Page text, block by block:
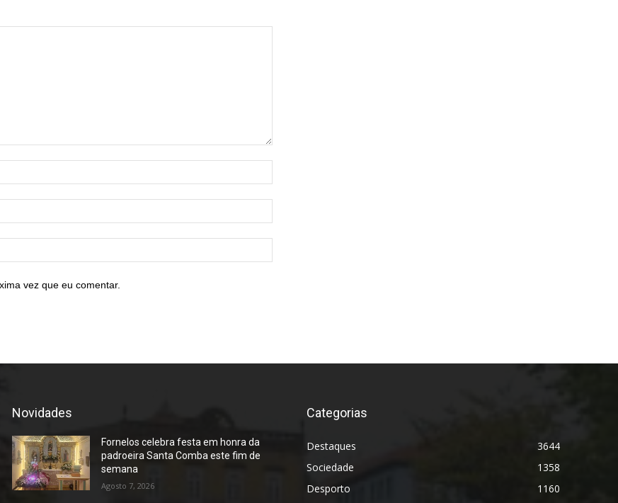
vez que eu comentar.
Novidades
Fornelos celebra festa em honra da
padroeira Santa Comba este fim de
semana
Agosto 7, 2026
Categorias
Destaques
3644
Sociedade
1358
Desporto
1160